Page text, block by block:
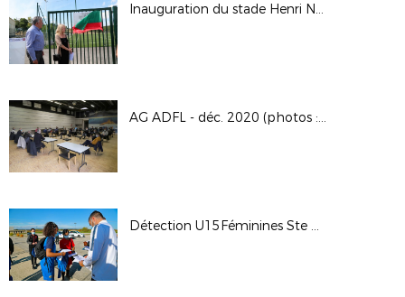
Inauguration du stade Henri Noël
AG ADFL - déc. 2020 (photos : A.DOUESNARD)
Détection U15Féminines Ste Anastasie le 28.10.20